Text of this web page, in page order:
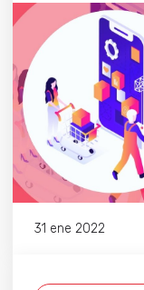
31 ene 2022